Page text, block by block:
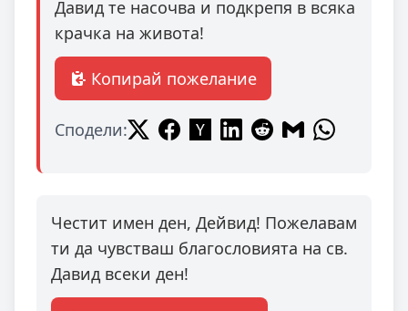
Давид те насочва и подкрепя в всяка
крачка на живота!
Копирай пожелание
Сподели:
Честит имен ден, Дейвид! Пожелавам
ти да чувстваш благословията на св.
Давид всеки ден!